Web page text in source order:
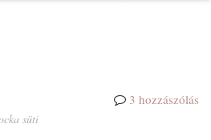
3 hozzászólás
süti